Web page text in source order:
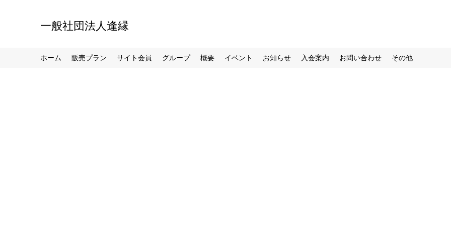
一般社団法人逢縁
ホーム 販売プラン サイト会員 グループ 概要 イベント お知らせ 入会案内 お問い合わせ その他